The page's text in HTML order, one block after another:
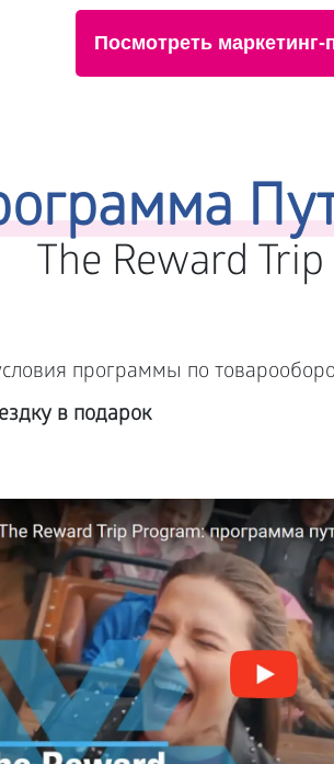
Посмотреть маркетинг-
The Reward
программы по
в подарок